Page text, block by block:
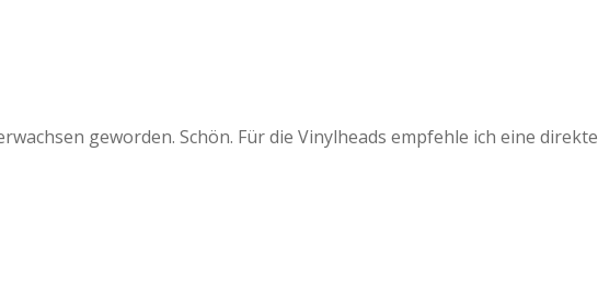
geworden. Schön. Für die Vinylheads empfehle ich eine direkte